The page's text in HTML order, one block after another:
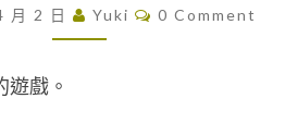
]
月 2 日 Yuki
C
0 Comment
戲。